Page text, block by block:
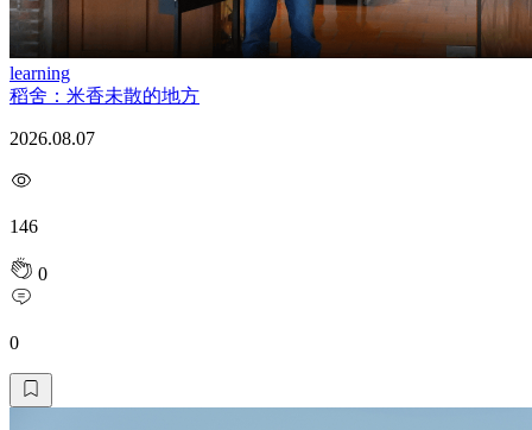
learning
稻舍：米香未散的地方
2026.08.07
146
0
0